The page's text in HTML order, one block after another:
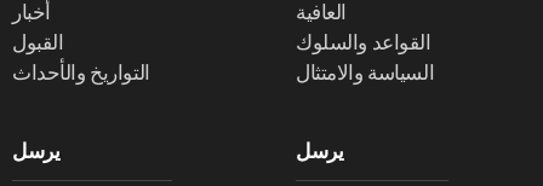
أخبار
القبول
التواريخ والأحداث
العافية
القواعد والسلوك
السياسة والامتثال
يرسل يرسل